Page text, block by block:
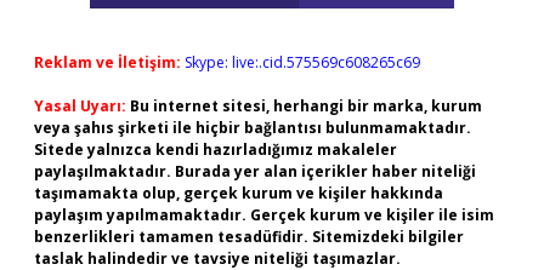
Reklam ve İletişim: Skype: live:.cid.575569c608265c69
Yasal Uyarı: Bu internet sitesi, herhangi bir marka, kurum
veya şahıs şirketi ile hiçbir bağlantısı bulunmamaktadır.
Sitede yalnızca kendi hazırladığımız makaleler
paylaşılmaktadır. Burada yer alan içerikler haber niteliği
taşımamakta olup, gerçek kurum ve kişiler hakkında
paylaşım yapılmamaktadır. Gerçek kurum ve kişiler ile isim
benzerlikleri tamamen tesadüfidir. Sitemizdeki bilgiler
taslak halindedir ve tavsiye niteliği taşımazlar.